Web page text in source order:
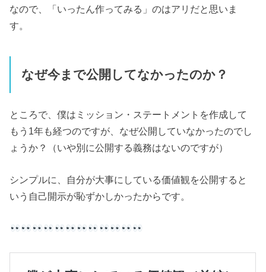
なので、「いったん作ってみる」のはアリだと思いま
す。
なぜ今まで公開してなかったのか？
ところで、僕はミッション・ステートメントを作成して
もう1年も経つのですが、なぜ公開していなかったのでし
ょうか？（いや別に公開する義務はないのですが）
シンプルに、自分が大事にしている価値観を公開すると
いう自己開示が恥ずかしかったからです。